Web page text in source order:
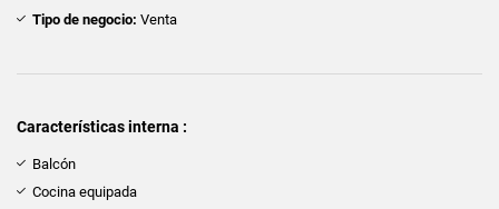
Tipo de negocio: Venta
Características interna :
Balcón
Cocina equipada